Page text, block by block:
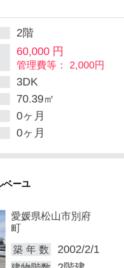
2階
60,000 円
管理費等： 2,000円
3DK
70.39㎡
0ヶ月
0ヶ月
ベーユ
愛媛県松山市別府
町
築 年 数
2002/2/1